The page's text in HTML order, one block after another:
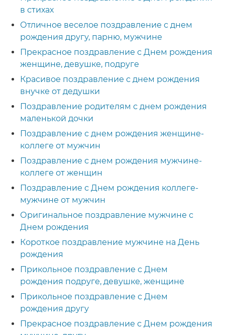
в стихах
Отличное веселое поздравление с днем
рождения другу, парню, мужчине
Прекрасное поздравление с Днем рождения
женщине, девушке, подруге
Красивое поздравление с днем рождения
внучке от дедушки
Поздравление родителям с днем рождения
маленькой дочки
Поздравление с днем рождения женщине-
коллеге от мужчин
Поздравление с днем рождения мужчине-
коллеге от женщин
Поздравление с Днем рождения коллеге-
мужчине от мужчин
Оригинальное поздравление мужчине с
Днем рождения
Короткое поздравление мужчине на День
рождения
Прикольное поздравление с Днем
рождения подруге, девушке, женщине
Прикольное поздравление с Днем
рождения другу
Прекрасное поздравление с Днем рождения